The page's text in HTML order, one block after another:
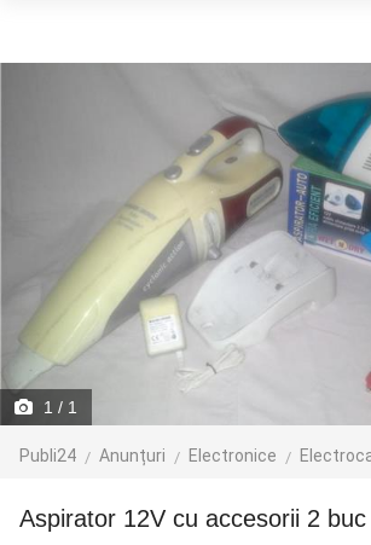
1 / 1
Publi24 Anunțuri Electronice
Aspirator 12V cu accesorii 2 buc